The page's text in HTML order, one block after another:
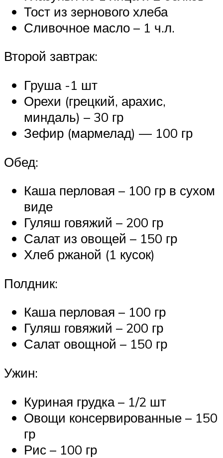
Тост из зернового хлеба
Сливочное масло – 1 ч.л.
Второй завтрак:
Груша -1 шт
Орехи (грецкий, арахис,
миндаль) – 30 гр
Зефир (мармелад) — 100 гр
Обед:
Каша перловая – 100 гр в сухом
виде
Гуляш говяжий – 200 гр
Салат из овощей – 150 гр
Хлеб ржаной (1 кусок)
Полдник:
Каша перловая – 100 гр
Гуляш говяжий – 200 гр
Салат овощной – 150 гр
Ужин:
Куриная грудка – 1/2 шт
Овощи консервированные – 150
гр
Рис – 100 гр